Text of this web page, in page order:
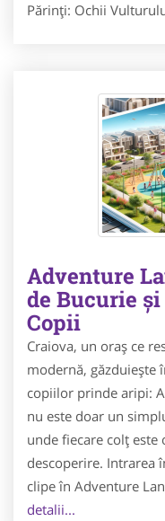
Părinți: Ochii
Adventure
de Bucurie
Copii
Craiova, un oraș ce
modernă, găzduiește
copiilor prinde aripi:
nu este doar un
unde fiecare colț este
descoperire. Intrarea
clipe în Adventure
detalii...